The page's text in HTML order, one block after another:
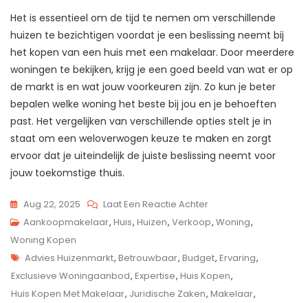
Het is essentieel om de tijd te nemen om verschillende
huizen te bezichtigen voordat je een beslissing neemt bij
het kopen van een huis met een makelaar. Door meerdere
woningen te bekijken, krijg je een goed beeld van wat er op
de markt is en wat jouw voorkeuren zijn. Zo kun je beter
bepalen welke woning het beste bij jou en je behoeften
past. Het vergelijken van verschillende opties stelt je in
staat om een weloverwogen keuze te maken en zorgt
ervoor dat je uiteindelijk de juiste beslissing neemt voor
jouw toekomstige thuis.
Aug 22, 2025 Laat Een Reactie AchterOp
Voordelen
Een
Huis
Kopen
Aankoopmakelaar, Huis, Huizen, Verkoop, Woning,
Woning Kopen
Tags
Advies Huizenmarkt, Betrouwbaar, Budget, Ervaring,
Exclusieve Woningaanbod, Expertise, Huis Kopen,
Huis Kopen Met Makelaar, Juridische Zaken, Makelaar,